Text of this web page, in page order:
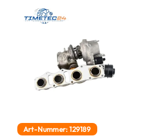
Art-Nummer: 129189